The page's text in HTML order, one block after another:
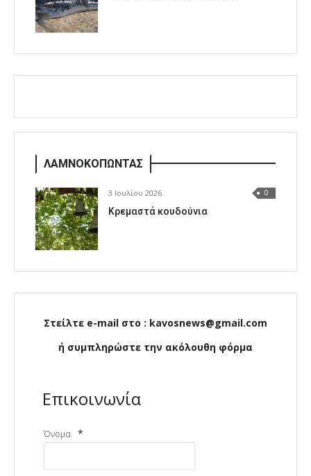
ΛΑΜΝΟΚΟΠΩΝΤΑΣ
3 Ιουλίου 2026 0
Κρεμαστά κουδούνια
Στείλτε e-mail στο : kavosnews@gmail.com
ή συμπληρώστε την ακόλουθη φόρμα
Επικοινωνία
Όνομα *